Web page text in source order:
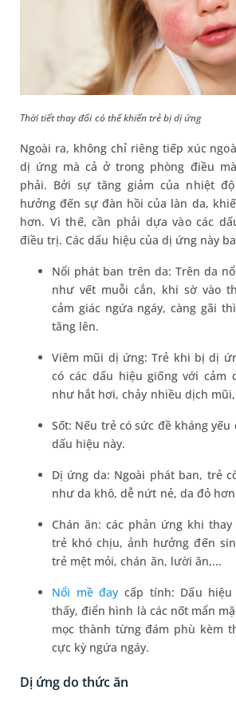
Thời tiết thay đổi có thể khiến trẻ bị dị ứng
Ngoài ra, không chỉ riêng tiếp xúc
dị ứng mà cả ở trong phòng điều
phải. Bởi sự tăng giảm của nhiệt
hưởng đến sự đàn hồi của làn da,
hơn. Vì thế, cần phải dựa vào các
điều trị. Các dấu hiệu của dị ứng này
Nổi phát ban trên da: Trên da
như vết muỗi cắn, khi sờ vào
cảm giác ngứa ngáy, càng gãi
tăng lên.
Viêm mũi dị ứng: Trẻ khi bị dị
có các dấu hiệu giống với cảm
như hắt hơi, chảy nhiều dịch
Sốt: Nếu trẻ có sức đề kháng yếu
dấu hiệu này.
Dị ứng da: Ngoài phát ban, trẻ
như da khô, dễ nứt nẻ, da đỏ
Chán ăn: các phản ứng khi
trẻ khó chịu, ảnh hưởng đến
trẻ mệt mỏi, chán ăn, lười ăn,...
Nổi mề đay cấp tính: Dấu
thấy, điển hình là các nốt mẩn
mọc thành từng đám phù kèm
cực kỳ ngứa ngáy.
Dị ứng do thức ăn